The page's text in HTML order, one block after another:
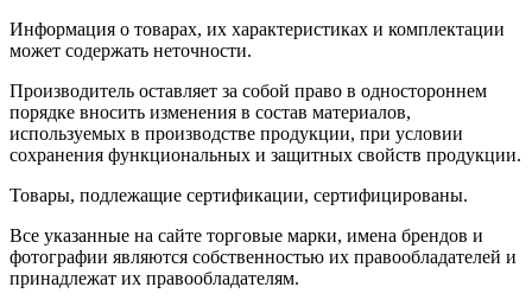
Информация о товарах, их характеристиках и комплектации
может содержать неточности.
Производитель оставляет за собой право в одностороннем
порядке вносить изменения в состав материалов,
используемых в производстве продукции, при условии
сохранения функциональных и защитных свойств продукции.
Товары, подлежащие сертификации, сертифицированы.
Все указанные на сайте торговые марки, имена брендов и
фотографии являются собственностью их правообладателей и
принадлежат их правообладателям.